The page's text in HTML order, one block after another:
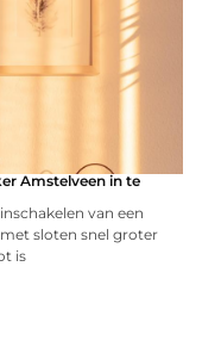
Amstelveen in te
van een
sloten snel groter
is